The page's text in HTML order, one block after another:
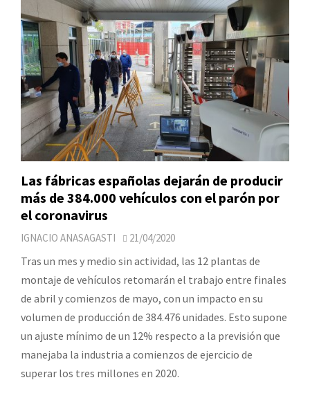
Las fábricas españolas dejarán de producir
más de 384.000 vehículos con el parón por
el coronavirus
IGNACIO ANASAGASTI 21/04/2020
Tras un mes y medio sin actividad, las 12 plantas de
montaje de vehículos retomarán el trabajo entre finales
de abril y comienzos de mayo, con un impacto en su
volumen de producción de 384.476 unidades. Esto supone
un ajuste mínimo de un 12% respecto a la previsión que
manejaba la industria a comienzos de ejercicio de
superar los tres millones en 2020.